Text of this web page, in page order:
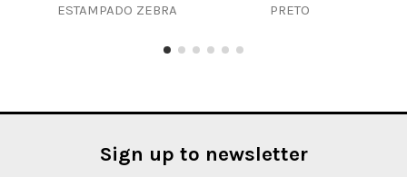
ESTAMPADO ZEBRA
PRETO
Sign up to newsletter